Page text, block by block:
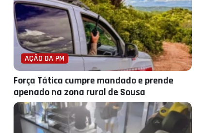
AÇÃO DA PM
Força Tática cumpre mandado e prende
apenado na zona rural de Sousa